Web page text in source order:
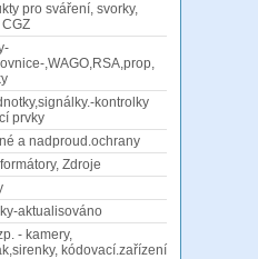
pro sváření, svorky,
,WAGO,RSA,prop,
kontrolky
prvky
a nadproud.ochrany
Zdroje
aktualisováno
- kamery,
kódovací.zařízení